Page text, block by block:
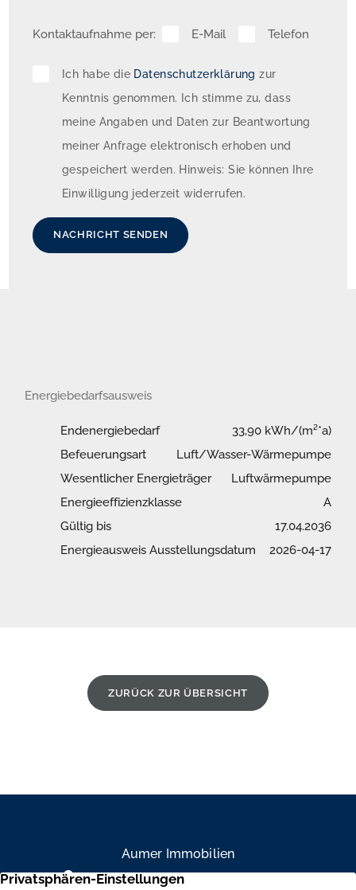
Kontaktaufnahme per: E-Mail Telefon
Ich habe die Datenschutzerklärung zur
Kenntnis genommen. Ich stimme zu, dass
meine Angaben und Daten zur Beantwortung
meiner Anfrage elektronisch erhoben und
gespeichert werden. Hinweis: Sie können Ihre
Einwilligung jederzeit widerrufen.
NACHRICHT SENDEN
Energiebedarfsausweis
Endenergiebedarf
33,90 kWh/(m²*a)
Befeuerungsart
Luft/Wasser-Wärmepumpe
Wesentlicher Energieträger
Luftwärmepumpe
Energieeffizienzklasse
A
Gültig bis
17.04.2036
Energieausweis Ausstellungsdatum
2026-04-17
ZURÜCK ZUR ÜBERSICHT
Aumer Immobilien
Mühlendamm 84a, 22087 Hamburg